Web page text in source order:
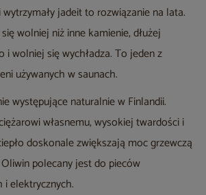
jadeit to rozwiązanie na lata.
wolniej niż inne kamienie, dłużej
i wolniej się wychładza. To jeden z
używanych w saunach.
występujące naturalnie w Finlandii.
własnemu, wysokiej twardości i
doskonale zwiększają moc grzewczą
polecany jest do pieców
i elektrycznych.